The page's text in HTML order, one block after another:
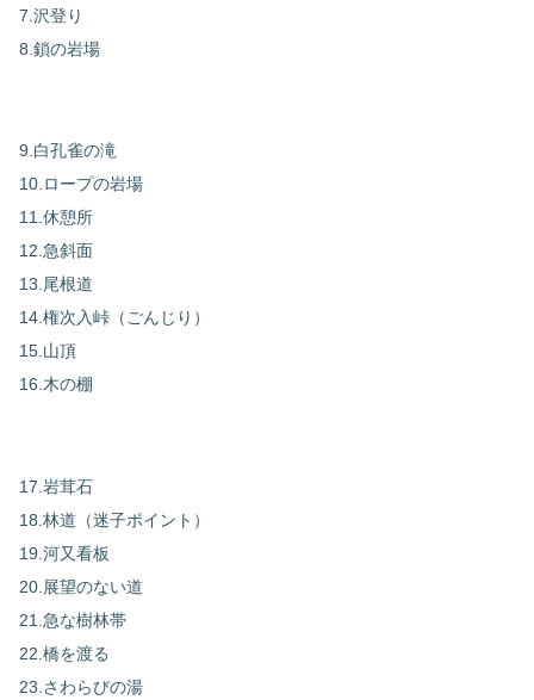
7.沢登り
8.鎖の岩場
9.白孔雀の滝
10.ロープの岩場
11.休憩所
12.急斜面
13.尾根道
14.権次入峠（ごんじり）
15.山頂
16.木の棚
17.岩茸石
18.林道（迷子ポイント）
19.河又看板
20.展望のない道
21.急な樹林帯
22.橋を渡る
23.さわらびの湯